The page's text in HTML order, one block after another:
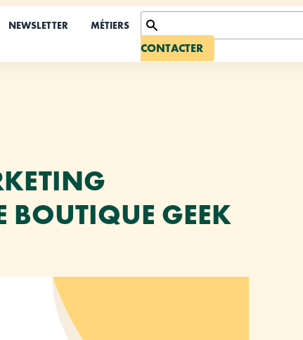
NEWSLETTER MÉTIERS
CONTACTER
GEEK